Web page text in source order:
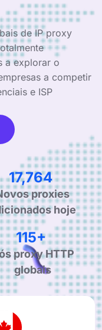
de IP proxy
a explorar o
a competir
e ISP
proxies
hoje
183+
proxy HTTP
globais